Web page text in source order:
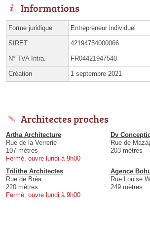
Informations
Forme juridique Entrepreneur individuel
SIRET 42194754000066
N° TVA Intra. FR04421947540
Création 1 septembre 2021
Architectes proches
Artha Architecture
Rue de la Verrerie
107 mètres
Fermé, ouvre lundi à 9h00
Dv
Rue de
203 mètres
Trilithe Architectes
Rue de Bréa
220 mètres
Fermé, ouvre lundi à 9h00
Agence
Rue Louise
249 mètres